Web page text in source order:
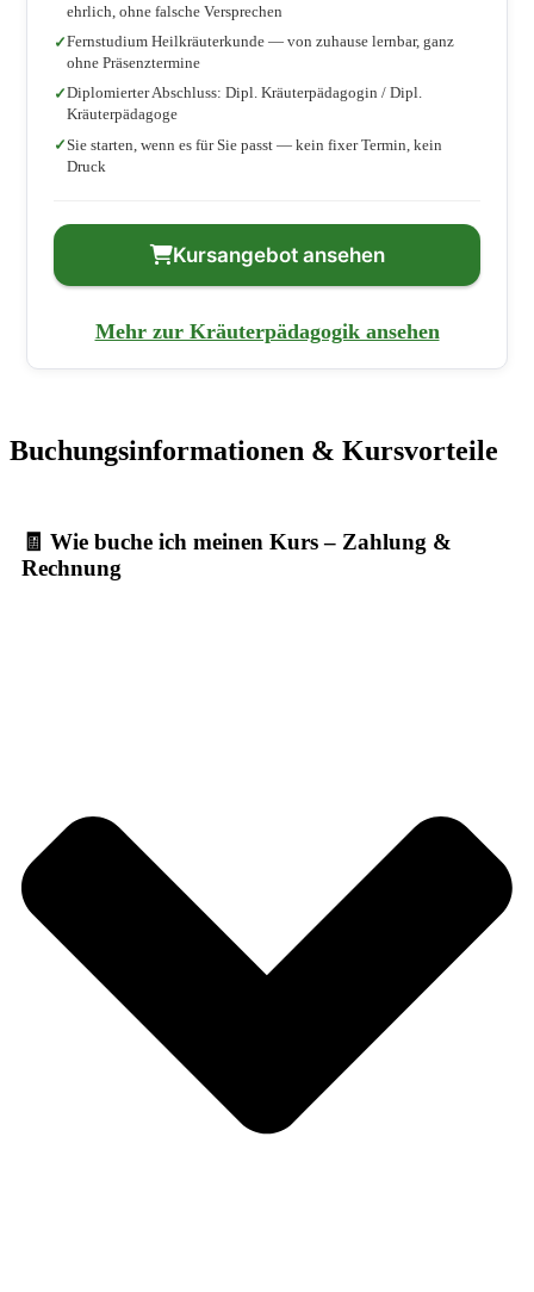
ehrlich, ohne falsche Versprechen
Fernstudium Heilkräuterkunde — von zuhause lernbar, ganz
ohne Präsenztermine
Diplomierter Abschluss: Dipl. Kräuterpädagogin / Dipl.
Kräuterpädagoge
Sie starten, wenn es für Sie passt — kein fixer Termin, kein
Druck
Kursangebot ansehen
Mehr zur Kräuterpädagogik ansehen
Buchungsinformationen & Kursvorteile
🧾 Wie buche ich meinen Kurs – Zahlung &
Rechnung